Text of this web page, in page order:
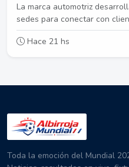
La marca automotriz
sedes para conectar con
Hace 21 hs
Toda la emoción del Mundial